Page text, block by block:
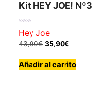
Kit HEY JOE! Nº3
0
de
5
Hey Joe
43,90€ El
original
era:
35,90€El
actual
es:
Añadir al carrito